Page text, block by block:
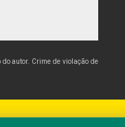
autor. Crime de violação de